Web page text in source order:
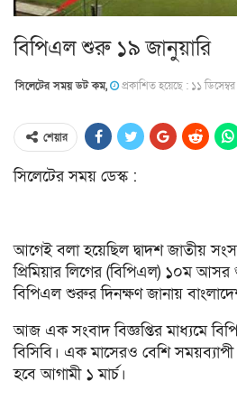
বিপিএল শুরু ১৯ জানুয়ারি
সিলেটের সময় ডট কম, প্রকাশিত হয়েছে : ১১
শেয়ার
সিলেটের সময় ডেস্ক :
আগেই বলা হয়েছিল দ্বাদশ জাতীয়
প্রিমিয়ার লিগের (বিপিএল) ১০ম
বিপিএল শুরুর দিনক্ষণ জানায়
আজ এক সংবাদ বিজ্ঞপ্তির মাধ্যমে
বিসিবি। এক মাসেরও বেশি সময়ব্যাপী
হবে আগামী ১ মার্চ।